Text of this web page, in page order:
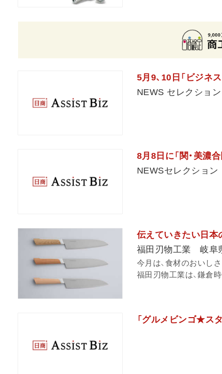
5月9、10日「ビジネ
NEWS セレクション
8月8日に「関・美濃
NEWSセレクション
伝えていきたい日本
福田刃物工業 岐阜
今月は、食材のおいし
福田刃物工業は、鎌倉
「グルメビンゴ★ス